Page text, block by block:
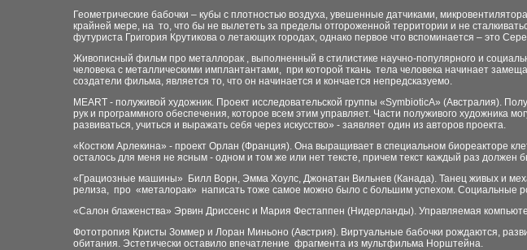
Геометрические бабочки – кубы с плотностью воздуха, увешенные датчиками,
крайней мере, на то, что бы не вылететь за пределы отгороженной территории и не
футуриста Григория Крутикова о летающих городах, однако первое что вспоминается – это
Живописный фильм про металлорак , выполненный в стилистике научно-популярного и
человека с металлическими имплантантами, при которой ткань тела человека начинает
создатели фильма, является то, что он начинается и кончается непредсказуемо.
MEART - полуживой художник. Проект исследовательской группы «SymbioticA» (Австралия).
рук и программного обеспечения, которое всем этим управляет. Части полуживого художника
развиваться, учиться и выражать себя через искусство» - заявляет один из авторов проекта.
«Костюм Арлекина» - проект Орлан (Франция). Она выращивает в специальном биореакторе
осталось для меня не ясным - одном и том же или нет тексте, причем текст каждый раз должен
«Грациозные машины» Билл Ворн, Эмма Хоулс, Джонатан Вильнев (Канада). Танец живых и
релиза, про «металорак» написать тоже самое можно было с большим успехом. Социальные
«Салон блаженства» Эрвин Дриссенс и Мария Фестаппен (Нидерланды). Управляемая
Фототропия Кристы Зоммер и Лоран Миньоно (Австрия). Виртуальные бабочки рождаются,
обитания. Эстетически оставило впечатление фрагмента из мультфильма Норштейна.